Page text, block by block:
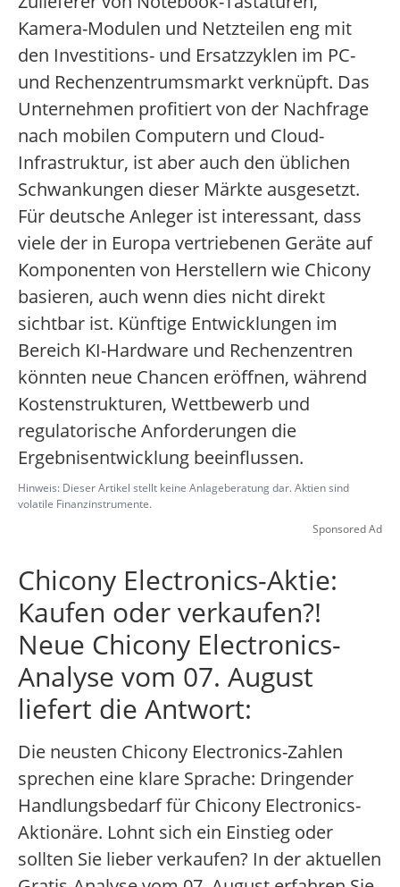
Kamera-Modulen und Netzteilen eng mit
den Investitions- und Ersatzzyklen im PC-
und Rechenzentrumsmarkt verknüpft. Das
Unternehmen profitiert von der Nachfrage
nach mobilen Computern und Cloud-
Infrastruktur, ist aber auch den üblichen
Schwankungen dieser Märkte ausgesetzt.
Für deutsche Anleger ist interessant, dass
viele der in Europa vertriebenen Geräte auf
Komponenten von Herstellern wie Chicony
basieren, auch wenn dies nicht direkt
sichtbar ist. Künftige Entwicklungen im
Bereich KI-Hardware und Rechenzentren
könnten neue Chancen eröffnen, während
Kostenstrukturen, Wettbewerb und
regulatorische Anforderungen die
Ergebnisentwicklung beeinflussen.
Hinweis: Dieser Artikel stellt keine Anlageberatung dar. Aktien sind
volatile Finanzinstrumente.
Sponsored Ad
Chicony Electronics-Aktie:
Kaufen oder verkaufen?!
Neue Chicony Electronics-
Analyse vom 07. August
liefert die Antwort:
Die neusten Chicony Electronics-Zahlen
sprechen eine klare Sprache: Dringender
Handlungsbedarf für Chicony Electronics-
Aktionäre. Lohnt sich ein Einstieg oder
sollten Sie lieber verkaufen? In der aktuellen